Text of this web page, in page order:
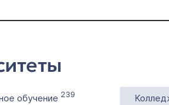
с
обучение 239